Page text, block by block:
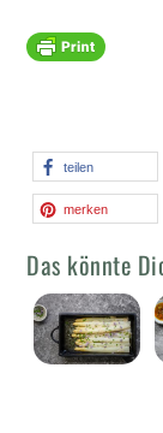
teilen
merken
Das könnte